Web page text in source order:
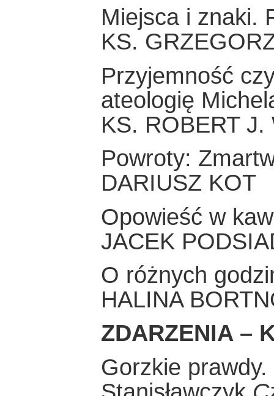
Miejsca i znaki.
KS.
Przyjemność
ateologię
KS. ROBERT J.
Powroty:
DARIUSZ KOT
Opowieść w
JACEK
O różnych
HALINA
ZDARZENIA –
Gorzkie